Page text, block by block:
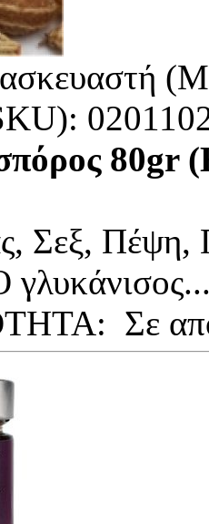
80gr
Σεξ, Πέψη,
Σε